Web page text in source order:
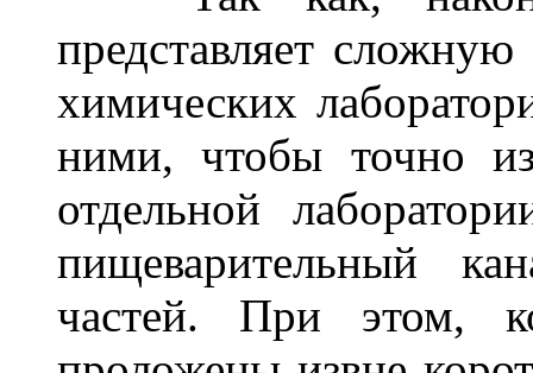
представляет
химических
ними, чтобы точно
отдельной
пищеварительный
частей. При этом,